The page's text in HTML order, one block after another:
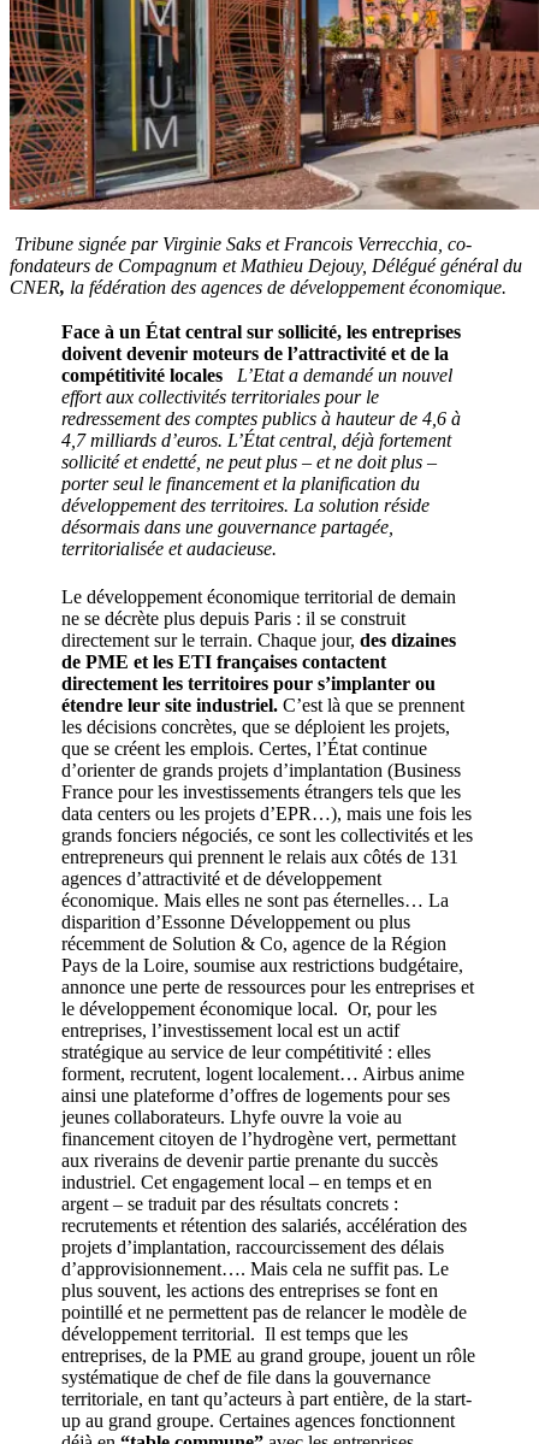
Tribune signée par Virginie Saks et Francois Verrecchia, co-
fondateurs de Compagnum et Mathieu Dejouy, Délégué général du
CNER, la fédération des agences de développement économique.
Face à un État central sur sollicité, les entreprises
doivent devenir moteurs de l’attractivité et de la
compétitivité locales
L’Etat a demandé un nouvel
effort aux collectivités territoriales pour le
redressement des comptes publics à hauteur de 4,6 à
4,7 milliards d’euros. L’État central, déjà fortement
sollicité et endetté, ne peut plus – et ne doit plus –
porter seul le financement et la planification du
développement des territoires. La solution réside
désormais dans une gouvernance partagée,
territorialisée et audacieuse.
Le développement économique territorial de demain
ne se décrète plus depuis Paris : il se construit
directement sur le terrain. Chaque jour, des dizaines
de PME et les ETI françaises contactent
directement les territoires pour s’implanter ou
étendre leur site industriel. C’est là que se prennent
les décisions concrètes, que se déploient les projets,
que se créent les emplois. Certes, l’État continue
d’orienter de grands projets d’implantation (Business
France pour les investissements étrangers tels que les
data centers ou les projets d’EPR…), mais une fois les
grands fonciers négociés, ce sont les collectivités et les
entrepreneurs qui prennent le relais aux côtés de 131
agences d’attractivité et de développement
économique. Mais elles ne sont pas éternelles… La
disparition d’Essonne Développement ou plus
récemment de Solution & Co, agence de la Région
Pays de la Loire, soumise aux restrictions budgétaire,
annonce une perte de ressources pour les entreprises et
le développement économique local. Or, pour les
entreprises, l’investissement local est un actif
stratégique au service de leur compétitivité : elles
forment, recrutent, logent localement… Airbus anime
ainsi une plateforme d’offres de logements pour ses
jeunes collaborateurs. Lhyfe ouvre la voie au
financement citoyen de l’hydrogène vert, permettant
aux riverains de devenir partie prenante du succès
industriel. Cet engagement local – en temps et en
argent – se traduit par des résultats concrets :
recrutements et rétention des salariés, accélération des
projets d’implantation, raccourcissement des délais
d’approvisionnement…. Mais cela ne suffit pas. Le
plus souvent, les actions des entreprises se font en
pointillé et ne permettent pas de relancer le modèle de
développement territorial. Il est temps que les
entreprises, de la PME au grand groupe, jouent un rôle
systématique de chef de file dans la gouvernance
territoriale, en tant qu’acteurs à part entière, de la start-
up au grand groupe. Certaines agences fonctionnent